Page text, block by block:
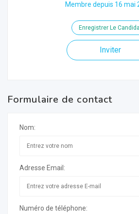
Membre depuis 16 mai
Enregistrer Le
Inviter
Formulaire de contact
Nom:
Adresse Email:
Numéro de téléphone: